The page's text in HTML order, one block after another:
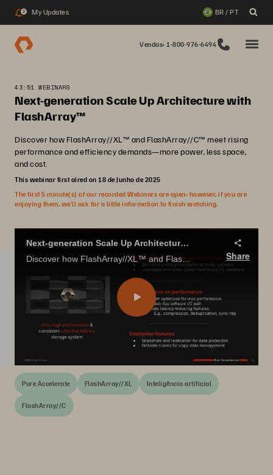
2 My Updates BR / PT
Vendas: 1-800-976-6494
43:51 WEBINARS
Next-generation Scale Up Architecture with
FlashArray™
Discover how FlashArray//XL™ and FlashArray//C™ meet rising
performance and efficiency demands—more power, less space,
and cost.
This webinar first aired on 18 de Junho de 2025
The first 5 minute(s) of our recorded Webinars are open; however, if you are
enjoying them, we’ll ask for a little information to finish watching.
Next-generation Scale Up Architecture with FlashArray™
Discover how FlashArray//XL™ and FlashArray//C™ meet rising performance and efficiency demands—more power, less space, and cost.
Share
Pure Accelerate FlashArray//XL Inteligência artificial
FlashArray//C